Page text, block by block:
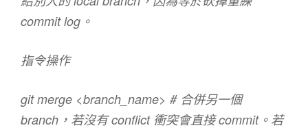
commit log。
指令操作
git merge <branch_name> # 合併另一個
branch，若沒有 conflict 衝突會直接 commit。若